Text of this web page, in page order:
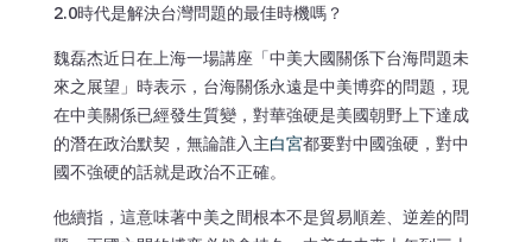
2.0時代是解決台灣問題的最佳時機嗎？
魏磊杰近日在上海一場講座「中美大國關係下台海問題未
來之展望」時表示，台海關係永遠是中美博弈的問題，現
在中美關係已經發生質變，對華強硬是美國朝野上下達成
的潛在政治默契，無論誰入主白宮都要對中國強硬，對中
國不強硬的話就是政治不正確。
他續指，這意味著中美之間根本不是貿易順差、逆差的問